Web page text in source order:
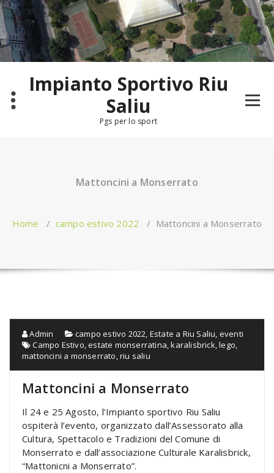
Salta
al
contenuto
Impianto Sportivo Riu
Saliu
Pgs per lo sport
Mattoncini a Monserrato
Home / campo estivo 2022 / Mattoncini a Monserrato
Admin campo estivo 2022, Estate a Riu Saliu, eventi
Campo Estivo,estate monserratina,karalisbrick,lego,
mattoncini a monserrato,riu saliu
Mattoncini a Monserrato
Il 24 e 25 Agosto, l’Impianto sportivo Riu Saliu
ospiterà l’evento, organizzato dall’Assessorato alla
Cultura, Spettacolo e Tradizioni del Comune di
Monserrato e dall’associazione Culturale Karalisbrick,
“Mattonicni a Monserrato”.